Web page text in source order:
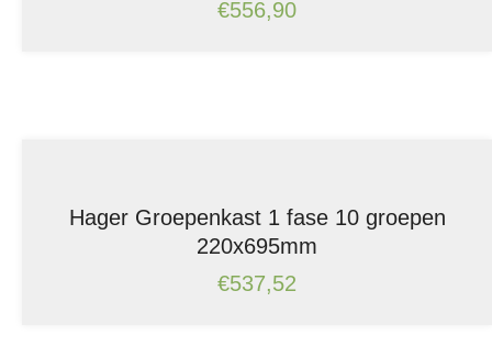
€556,90
Hager Groepenkast 1 fase 10 groepen
220x695mm
€537,52